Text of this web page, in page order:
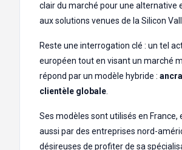
clair du marché pour une alternative
aux solutions venues de la Silicon
Reste une interrogation clé : un tel
européen tout en visant un marché
répond par un modèle hybride :
clientèle globale.
Ses modèles sont utilisés en France,
aussi par des entreprises nord-
désireuses de profiter de sa